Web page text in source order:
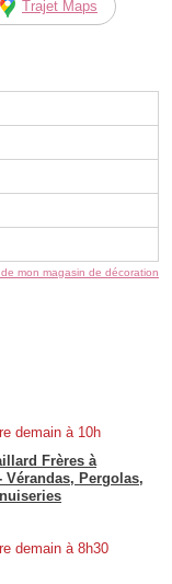
Trajet Maps
mon magasin de décoration
demain à 10h
Frères à
Vérandas, Pergolas,
demain à 8h30